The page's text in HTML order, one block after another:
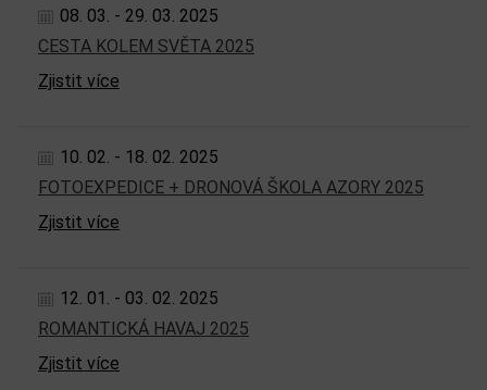
08. 03. - 29. 03. 2025
CESTA KOLEM SVĚTA 2025
Zjistit více
10. 02. - 18. 02. 2025
FOTOEXPEDICE + DRONOVÁ ŠKOLA AZORY 2025
Zjistit více
12. 01. - 03. 02. 2025
ROMANTICKÁ HAVAJ 2025
Zjistit více